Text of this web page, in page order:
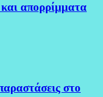
απορρίμματα
στο